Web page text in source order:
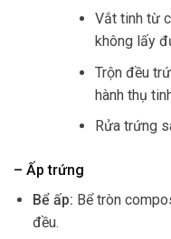
Vắt tinh từ
không lấy
Trộn đều
hành thụ
Rửa trứng
– Ấp trứng
Bể ấp: Bể tròn
đều.